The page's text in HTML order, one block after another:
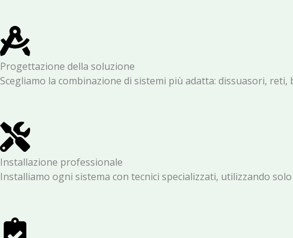
Progettazione della soluzione
Scegliamo la combinazione di sistemi più adatta: dissuasori,
Installazione professionale
Installiamo ogni sistema con tecnici specializzati, utilizzando